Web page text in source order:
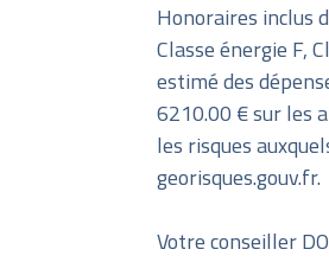
Honoraires inclus
Classe énergie F,
estimé des
6210.00 € sur les
les risques
georisques.gouv.fr.
Votre conseiller